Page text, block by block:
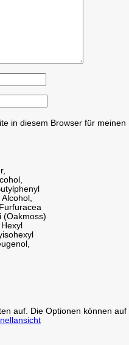
in diesem Browser für meinen
(Oakmoss)
auf. Die Optionen können auf